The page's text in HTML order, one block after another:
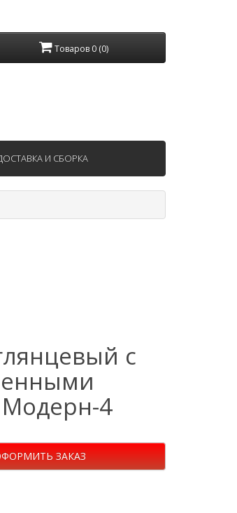
Товаров 0 (0)
И СБОРКА
с
4
ЗАКАЗ